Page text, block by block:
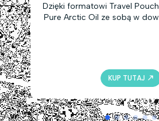
Dzięki formatowi Travel
Pure Arctic Oil ze sobą w
KUP TUTAJ